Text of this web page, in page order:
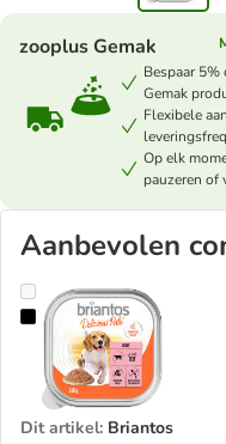
zooplus Gemak
Bespaar
Gemak
Flexibele
Op elk
pauzeren of
Aanbevolen
Briantos Delicious Paté 9
Dit artikel: Briantos